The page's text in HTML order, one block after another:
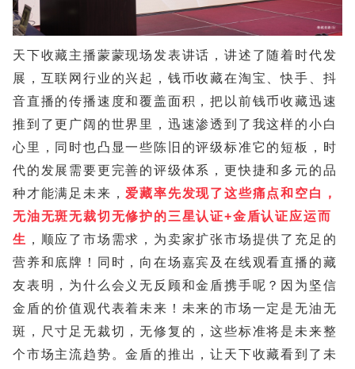
天下收藏主播蒙蒙现场发表讲话，讲述了随着时代发
展，互联网行业的兴起，钱币收藏在淘宝、快手、抖
音直播的传播速度和覆盖面积，把以前钱币收藏迅速
推到了更广阔的世界里，迅速渗透到了我这样的小白
心里，同时也凸显一些陈旧的评级标准它的短板，时
代的发展需要更完善的评级体系，更快捷和多元的品
种才能满足未来， 爱藏率先发现了这些痛点和空白，
无油无斑无裁切无修护的三星认证+金盾认证应运而
生 ，顺应了市场需求，为卖家扩张市场提供了充足的
营养和底牌！同时，向在场嘉宾及在线观看直播的藏
友表明，为什么会义无反顾和金盾携手呢？因为坚信
金盾的价值观代表着未来！未来的市场一定是无油无
斑，尺寸足无裁切，无修复的，这些标准将是未来整
个市场主流趋势。金盾的推出，让天下收藏看到了未